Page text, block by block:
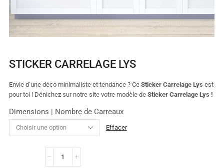
STICKER CARRELAGE LYS
Envie d’une déco minimaliste et tendance ? Ce Sticker Carrelage Lys est
pour toi ! Dénichez sur notre site votre modèle de Sticker Carrelage Lys !
Dimensions | Nombre de Carreaux
Effacer